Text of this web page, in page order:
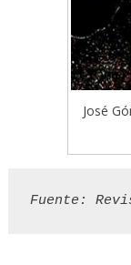
José
Fuente: